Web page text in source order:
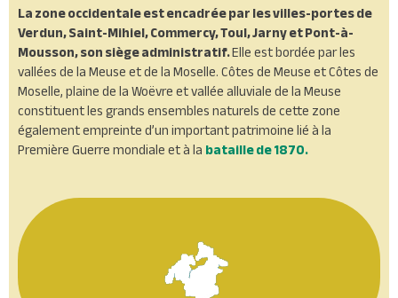
La zone occidentale est encadrée par les villes-portes de
Verdun, Saint-Mihiel, Commercy, Toul, Jarny et Pont-à-
Mousson, son siège administratif.Elle est bordée par les
vallées de la Meuse et de la Moselle. Côtes de Meuse et Côtes de
Moselle, plaine de la Woëvre et vallée alluviale de la Meuse
constituent les grands ensembles naturels de cette zone
également empreinte d’un important patrimoine lié à la
Première Guerre mondiale et à labataille de 1870.